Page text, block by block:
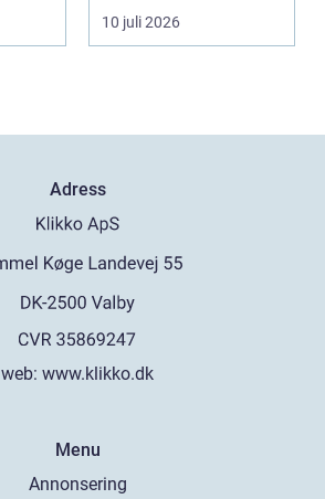
ma...
10 juli 2026
Adress
web: www.klikko.dk
Menu
Annonsering